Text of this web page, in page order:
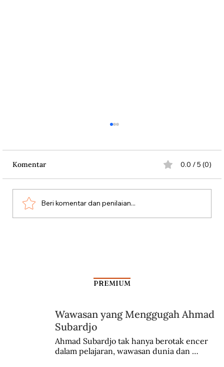
Dari Srebrenica ke Palestina
Komentar 0.0 / 5 (0)
Beri komentar dan penilaian...
PREMIUM
Wawasan yang Menggugah Ahmad
Subardjo
Ahmad Subardjo tak hanya berotak encer
dalam pelajaran, wawasan dunia dan